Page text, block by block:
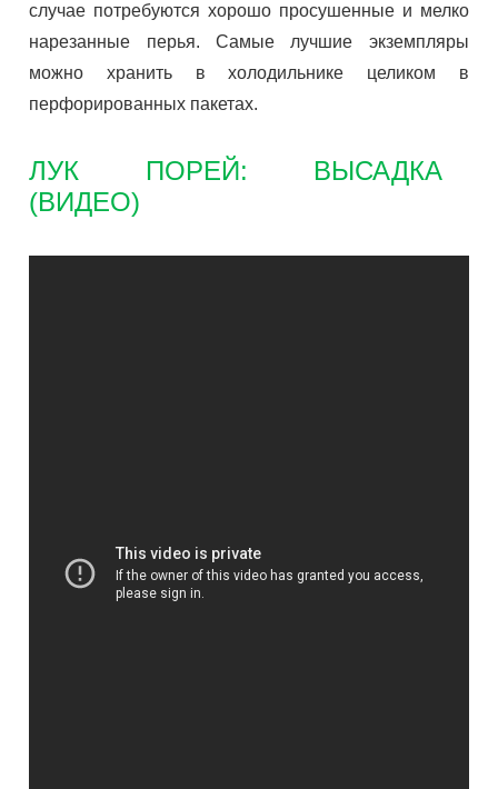
случае потребуются хорошо просушенные и мелко
нарезанные перья. Самые лучшие экземпляры
можно хранить в холодильнике целиком в
перфорированных пакетах.
ЛУК ПОРЕЙ: ВЫСАДКА
(ВИДЕО)